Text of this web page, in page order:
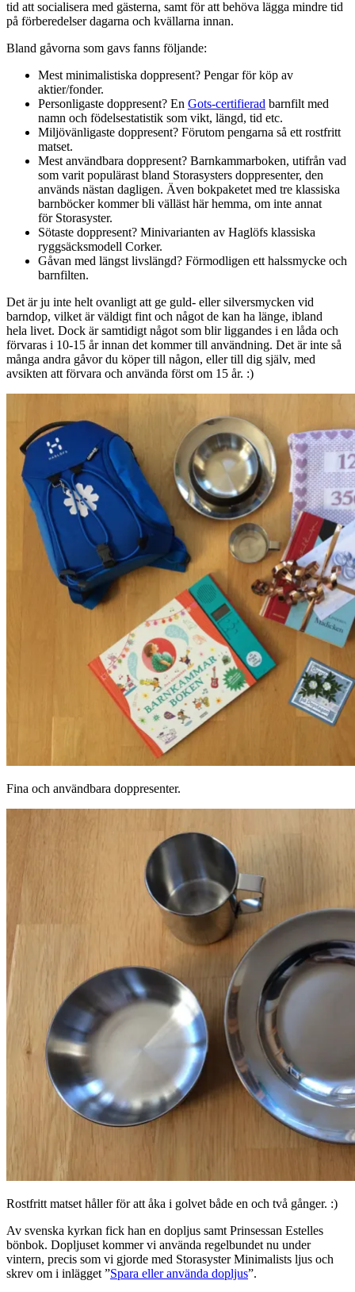
tid att socialisera med gästerna, samt för att behöva lägga mindre tid
på förberedelser dagarna och kvällarna innan.
Bland gåvorna som gavs fanns följande:
Mest minimalistiska doppresent? Pengar för köp av
aktier/fonder.
Personligaste doppresent? En Gots-certifierad barnfilt med
namn och födelsestatistik som vikt, längd, tid etc.
Miljövänligaste doppresent? Förutom pengarna så ett rostfritt
matset.
Mest användbara doppresent? Barnkammarboken, utifrån vad
som varit populärast bland Storasysters doppresenter, den
används nästan dagligen. Även bokpaketet med tre klassiska
barnböcker kommer bli välläst här hemma, om inte annat
för Storasyster.
Sötaste doppresent? Minivarianten av Haglöfs klassiska
ryggsäcksmodell Corker.
Gåvan med längst livslängd? Förmodligen ett halssmycke och
barnfilten.
Det är ju inte helt ovanligt att ge guld- eller silversmycken vid
barndop, vilket är väldigt fint och något de kan ha länge, ibland
hela livet. Dock är samtidigt något som blir liggandes i en låda och
förvaras i 10-15 år innan det kommer till användning. Det är inte så
många andra gåvor du köper till någon, eller till dig själv, med
avsikten att förvara och använda först om 15 år. :)
Fina och användbara doppresenter.
Rostfritt matset håller för att åka i golvet både en och två gånger. :)
Av svenska kyrkan fick han en dopljus samt Prinsessan Estelles
bönbok. Dopljuset kommer vi använda regelbundet nu under
vintern, precis som vi gjorde med Storasyster Minimalists ljus och
skrev om i inlägget ”Spara eller använda dopljus”.